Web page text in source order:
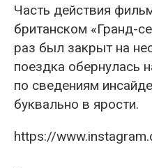
Часть действия
британском «Гранд-
раз был закрыт на
поездка обернулась
по сведениям
буквально в ярости.
https://